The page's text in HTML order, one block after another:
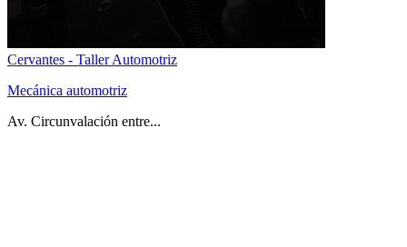
Cervantes - Taller Automotriz
Mecánica automotriz
Av. Circunvalación entre...